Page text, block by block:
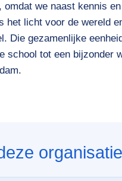
omdat we naast kennis
het licht voor de wereld
Die gezamenlijke
school tot een bijzonder
organisatie